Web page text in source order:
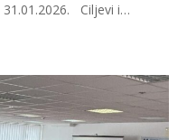
31.01.2026. Ciljevi i…